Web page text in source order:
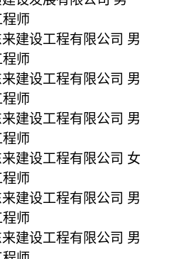
师
建设工程有限公司 男
师
建设工程有限公司 男
师
建设工程有限公司 男
师
建设工程有限公司 女
师
建设工程有限公司 男
师
建设工程有限公司 男